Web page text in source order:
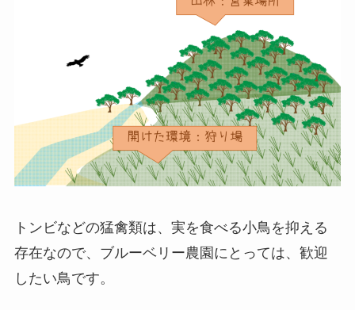
トンビなどの猛禽類は、実を食べる小鳥を抑える
存在なので、ブルーベリー農園にとっては、歓迎
したい鳥です。